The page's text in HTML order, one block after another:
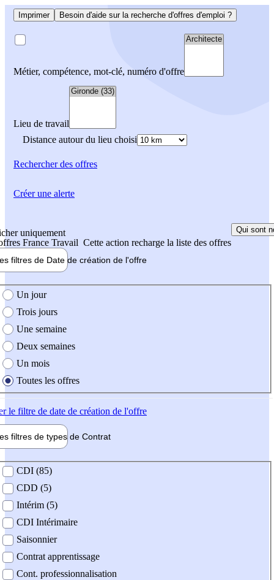
Imprimer Besoin d'aide sur la recherche d'offres d'emploi ?
Métier, compétence, mot-clé, numéro d'offre
Lieu de travail
Distance autour du lieu choisi
Rechercherdes offres
uniquement
France Travail Cette action recharge la liste des offres
Qui sont
filtres de Date de création de l'offre
création de l'offre
Un jour
Trois jours
Une semaine
Deux semaines
Un mois
Toutes les offres
le filtre de date de création de l'offre
filtres de types de Contrat
contrat
CDI (85)
CDD (5)
Intérim (5)
CDI Intérimaire
Saisonnier
Contrat apprentissage
Cont. professionnalisation
Créer une alerte